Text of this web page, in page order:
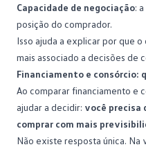
Capacidade de negociação:
posição do comprador.
Isso ajuda a explicar por que
mais associado a decisões de
Financiamento e consórcio:
Ao comparar financiamento e
ajudar a decidir: você precisa
comprar com mais
Não existe resposta única.